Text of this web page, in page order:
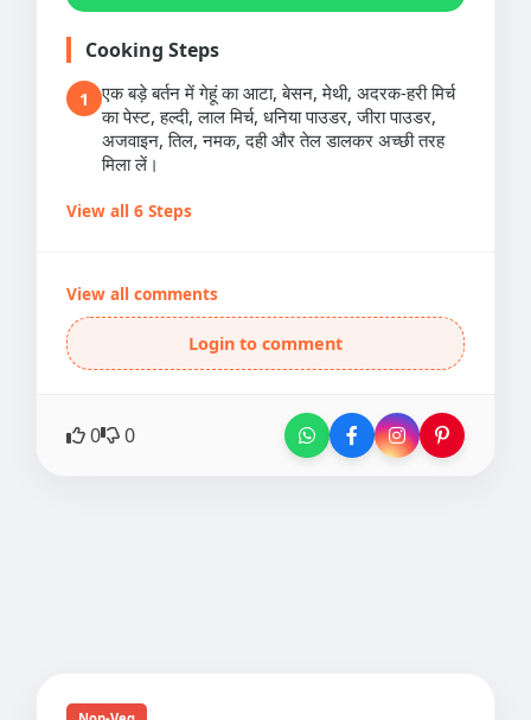
Cooking Steps
1
एक बड़े बर्तन में गेहूं का आटा, बेसन, मेथी, अदरक-हरी मिर्च
का पेस्ट, हल्दी, लाल मिर्च, धनिया पाउडर, जीरा पाउडर,
अजवाइन, तिल, नमक, दही और तेल डालकर अच्छी तरह
मिला लें।
View all 6 Steps
View all comments
Login to comment
0 0